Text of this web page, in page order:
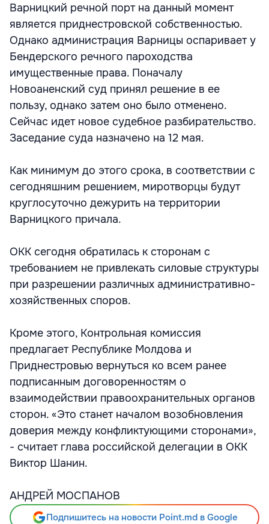
Варницкий речной порт на данный момент
является приднестровской собственностью.
Однако администрация Варницы оспаривает у
Бендерского речного пароходства
имущественные права. Поначалу
Новоаненский суд принял решение в ее
пользу, однако затем оно было отменено.
Сейчас идет новое судебное разбирательство.
Заседание суда назначено на 12 мая.
Как минимум до этого срока, в соответствии с
сегодняшним решением, миротворцы будут
круглосуточно дежурить на территории
Варницкого причала.
ОКК сегодня обратилась к сторонам с
требованием не привлекать силовые структуры
при разрешении различных административно-
хозяйственных споров.
Кроме этого, Контрольная комиссия
предлагает Республике Молдова и
Приднестровью вернуться ко всем ранее
подписанным договоренностям о
взаимодействии правоохранительных органов
сторон. «Это станет началом возобновления
доверия между конфликтующими сторонами»,
- считает глава российской делегации в ОКК
Виктор Шанин.
АНДРЕЙ МОСПАНОВ
Подпишитесь на новости Point.md в Google